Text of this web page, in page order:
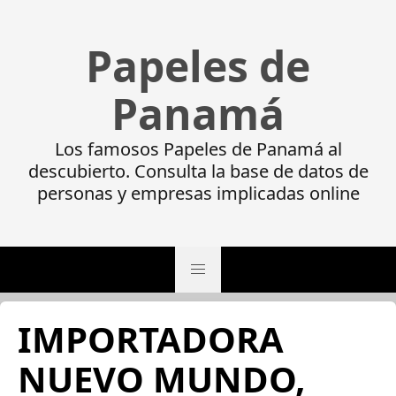
Papeles de
Panamá
Los famosos Papeles de Panamá al
descubierto. Consulta la base de datos de
personas y empresas implicadas online
IMPORTADORA
NUEVO MUNDO,